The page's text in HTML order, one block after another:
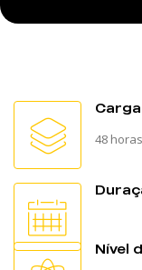
48 horas
Nível